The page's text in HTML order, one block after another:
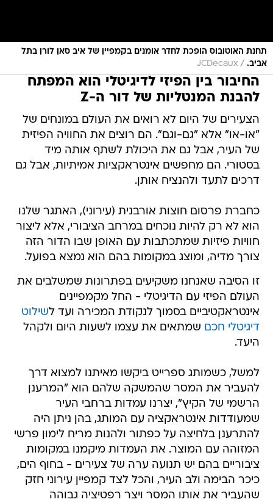
תחנת האוטובוס הופכת לחדר אומנים בקמפיין של איב סאן לורן בתל
אביב. /
JCDecaux
החיבור בין הפיזי לדיגיטלי הוא המפתח
להבנת המנטליות של דור ה-Z
הצעירים של היום לא רואים את העולם במונחים של
"או-או" אלא "גם-וגם". הם רוצים את החוויה הפיזית
של העיר, אבל גם את היכולת לשתף אותה מיד
בסטורי. הם מחפשים אינטראקציות אמיתיות, אבל גם
דרכים לתעד ולהנציח אותן.
כחברת פרסום חוצות אורבנית (עירוני), האתגר שלנו
הוא לא רק להיות נוכחים במרחב הציבורי, אלא ליצור
חוויות פיזיות שמתכתבות עם האופן שבו הדור הזה
צורך מדיה, ומוצג במקומות בהם הוא נמצא בפועל.
זו הסיבה שאנחנו משקיעים בפתרונות שמשלבים את
העולם הפיזי עם הדיגיטלי - החל מקמפיינים
אינטראקטיביים בסמוך לנקודת המכירה ועד לשילוט
דיגיטלי חכם שמתאים את עצמו לשעות היום ולקהל
היעד.
למשל, כשמותג ספרייט ביקשו מאיתנו למצוא דרך
להעביר את המסר שהמשקה שלהם הוא "המרענן
הרשמי של הקיץ", יצרנו עמדות ברחבי העיר
שמעודדות אינטראקציה עם המותג, בהן ניתן היה
להתרענן בלחיצה על כפתור ולהנות מריח לימון פרשי
המזוהה עם המוצר. את העמדות מיקמנו במקומות
ציבוריים בהם יש תנועה ערה של צעירים - בחוף הים,
כיכר הבימה ולב העיר, והכל לצד קמפיין עירוני חזק
שהעביר את אותו המסר ויצר רפטיציה גבוהה